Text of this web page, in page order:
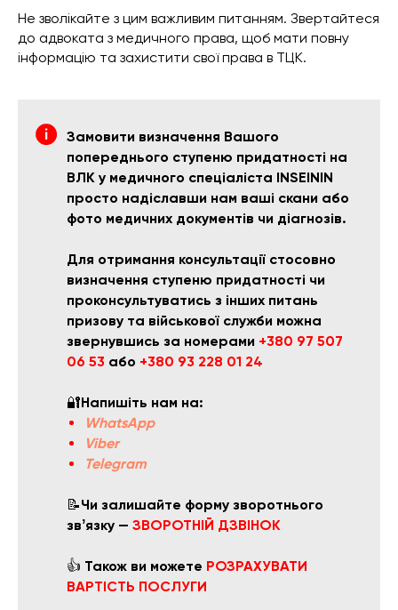
Не зволікайте з цим важливим питанням. Звертайтеся
до адвоката з медичного права, щоб мати повну
інформацію та захистити свої права в ТЦК.
Замовити визначення Вашого
попереднього ступеню придатності на
ВЛК у медичного спеціаліста INSEININ
просто надіславши нам ваші скани або
фото медичних документів чи діагнозів.
Для отримання консультації стосовно
визначення ступеню придатності чи
проконсультуватись з інших питань
призову та військової служби можна
звернувшись за номерами +380 97 507
06 53 або +380 93 228 01 24
🔐Напишіть нам на:
WhatsApp
Viber
Telegram
📝Чи залишайте форму зворотнього
звʼязку — ЗВОРОТНІЙ ДЗВІНОК
👍 Також ви можете РОЗРАХУВАТИ
ВАРТІСТЬ ПОСЛУГИ